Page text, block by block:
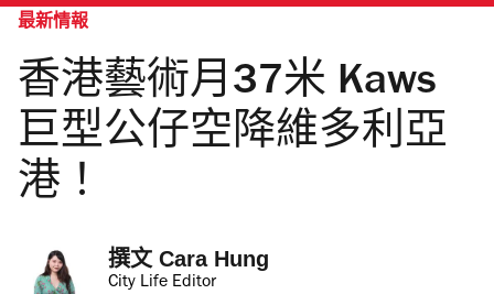
最新情報
香港藝術月37米 Kaws
巨型公仔空降維多利亞
港！
撰文 Cara Hung
City Life Editor